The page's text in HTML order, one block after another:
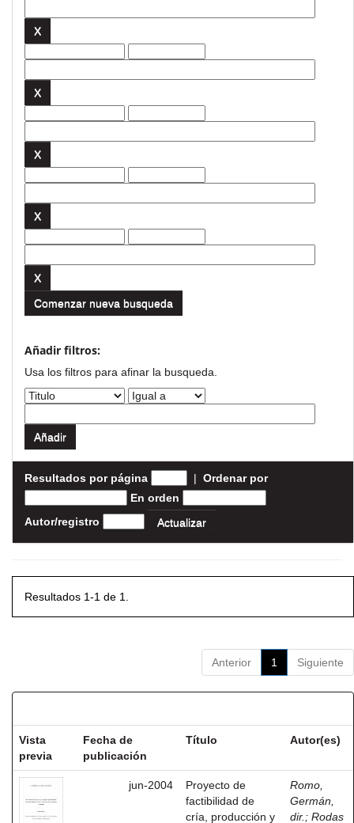
Comenzar nueva busqueda
Añadir filtros:
Usa los filtros para afinar la busqueda.
Resultados por página | Ordenar por
En orden
Autor/registro
Resultados 1-1 de 1.
Anterior 1 Siguiente
Vista
previa
Fecha de
publicación
Título Autor(es)
jun-2004
Proyecto de
factibilidad de
cría, producción y
Romo,
Germán,
dir. ; Rodas